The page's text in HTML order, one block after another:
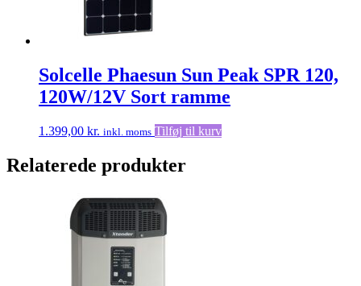
Solcelle Phaesun Sun Peak SPR 120,
120W/12V Sort ramme
1.399,00 kr. inkl. moms Tilføj til kurv
Relaterede produkter